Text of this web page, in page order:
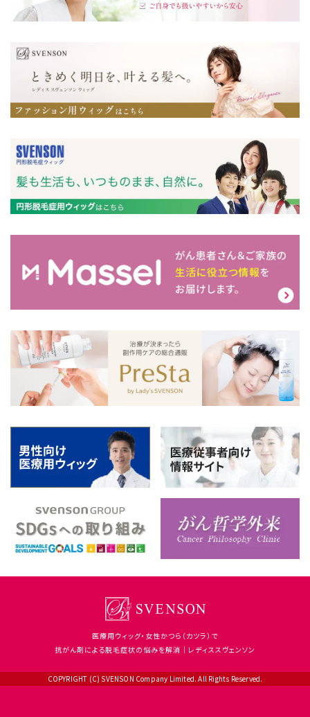
医療用ウィッグ・女性かつら（カツラ）で
抗がん剤による脱毛症状の悩みを解消｜レディススヴェンソン
COPYRIGHT (C) SVENSON Company Limited. All Rights Reserved.